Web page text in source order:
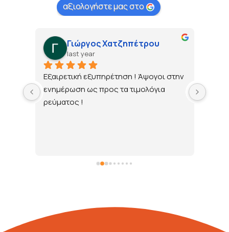
αξιολογήστε μας στο
Γιώργος Χατζηπέτρου
last year
Εξαιρετική εξυπηρέτηση ! Άψογοι στην
ενημέρωση ως προς τα τιμολόγια
ρεύματος !